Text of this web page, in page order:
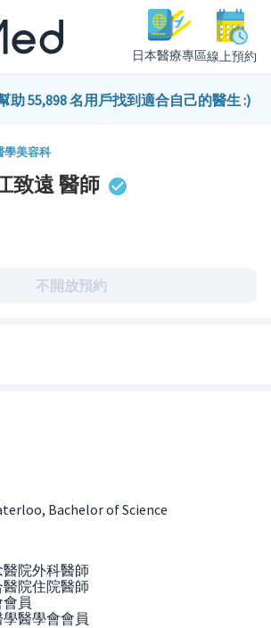
日本醫療專區線上預約
助 55,898 名用戶找到適合自己的醫生 :)
學美容科
致遠醫師
不開放預約
Bachelor of Science
院外科醫師
院住院醫師
員
醫學會會員